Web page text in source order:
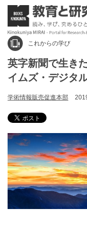
これからの学び
英字新聞で生き
イムズ・デジタ
学術情報販売促進本部